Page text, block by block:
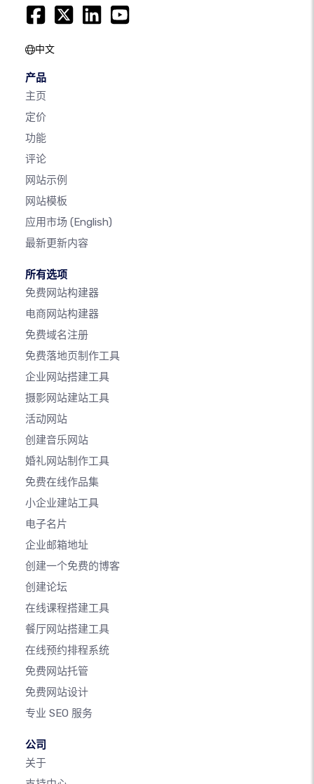
中文
产品
主页
定价
功能
评论
网站示例
网站模板
应用市场 (English)
最新更新内容
所有选项
免费网站构建器
电商网站构建器
免费域名注册
免费落地页制作工具
企业网站搭建工具
摄影网站建站工具
活动网站
创建音乐网站
婚礼网站制作工具
免费在线作品集
小企业建站工具
电子名片
企业邮箱地址
创建一个免费的博客
创建论坛
在线课程搭建工具
餐厅网站搭建工具
在线预约排程系统
免费网站托管
免费网站设计
专业 SEO 服务
公司
关于